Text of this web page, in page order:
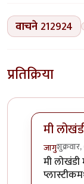
वाचने 212924
प्रतिक्रिया
मी
जागु
In reply
मी